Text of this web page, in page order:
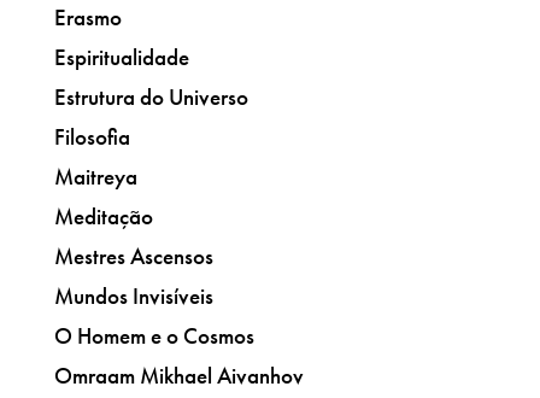
Erasmo
Espiritualidade
Estrutura do Universo
Filosofia
Maitreya
Meditação
Mestres Ascensos
Mundos Invisíveis
O Homem e o Cosmos
Omraam Mikhael Aivanhov